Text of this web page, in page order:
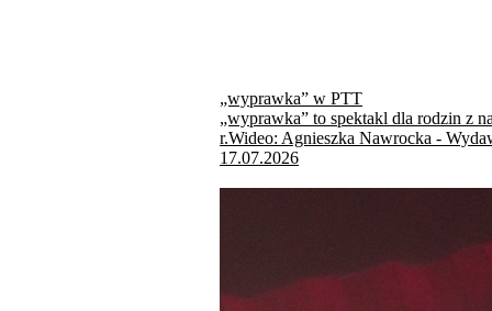
„wyprawka” w PTT
„wyprawka” to spektakl dla rodzin z
r.Wideo: Agnieszka Nawrocka -
17.07.2026